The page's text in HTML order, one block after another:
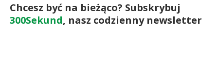
Chcesz być na bieżąco? Subskrybuj
300Sekund, nasz codzienny newsletter